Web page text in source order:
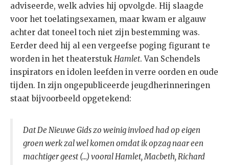
adviseerde, welk advies hij opvolgde. Hij slaagde
voor het toelatingsexamen, maar kwam er algauw
achter dat toneel toch niet zijn bestemming was.
Eerder deed hij al een vergeefse poging figurant te
worden in het theaterstuk Hamlet. Van Schendels
inspirators en idolen leefden in verre oorden en oude
tijden. In zijn ongepubliceerde jeugdherinneringen
staat bijvoorbeeld opgetekend:
Dat De Nieuwe Gids zo weinig invloed had op eigen
groen werk zal wel komen omdat ik opzag naar een
machtiger geest (...) vooral Hamlet, Macbeth, Richard